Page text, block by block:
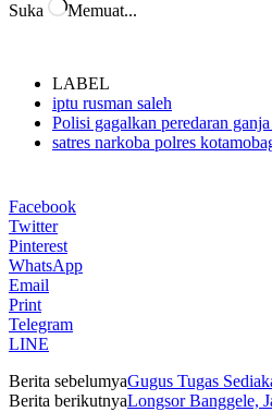
Suka Memuat...
LABEL
iptu rusman saleh
Polisi gagalkan peredaran
satres narkoba polres
Facebook
Twitter
Pinterest
WhatsApp
Email
Print
Telegram
LINE
Berita sebelumyaGugus Tugas
Berita berikutnyaLongsor Banggele,